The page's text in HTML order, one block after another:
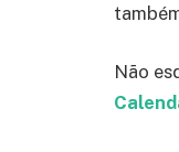
Não